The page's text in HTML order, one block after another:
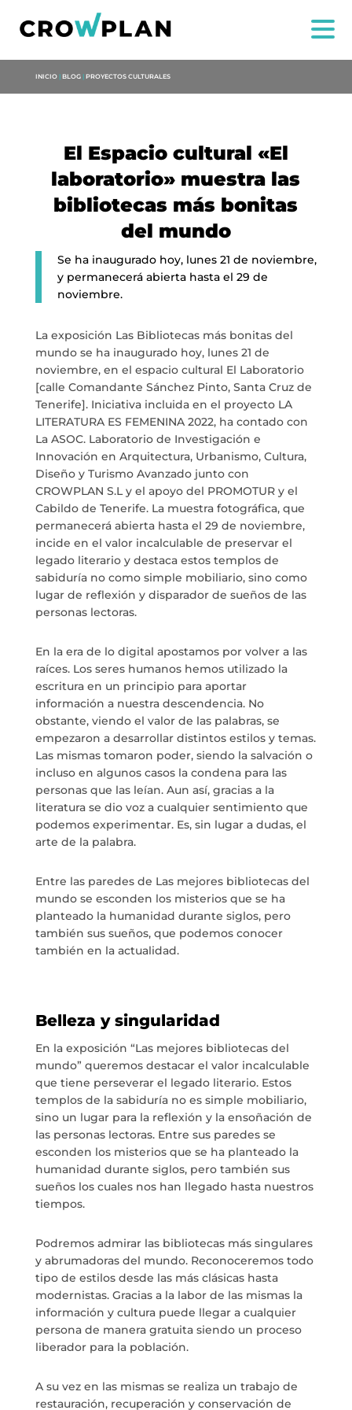
NOSOTROS
PROYECTOS
MARÍA ANCHIETA
BLOG
ESPACIO CULTURAL EL TANQUE
CONTACTO
porDigital
SOMOS TRANSPARENTES
porDulce Xerach
info@crowplan.com
922 28 00 28
INICIO| BLOG| PROYECTOS CULTURALES
El Espacio cultural «El
laboratorio» muestra las
bibliotecas más bonitas
del mundo
Se ha inaugurado hoy, lunes 21 de noviembre,
y permanecerá abierta hasta el 29 de
noviembre.
La exposición Las Bibliotecas más bonitas del
mundo se ha inaugurado hoy, lunes 21 de
noviembre, en el espacio cultural El Laboratorio
[calle Comandante Sánchez Pinto, Santa Cruz de
Tenerife]. Iniciativa incluida en el proyecto LA
LITERATURA ES FEMENINA 2022, ha contado con
La ASOC. Laboratorio de Investigación e
Innovación en Arquitectura, Urbanismo, Cultura,
Diseño y Turismo Avanzado junto con
CROWPLAN S.L y el apoyo del PROMOTUR y el
Cabildo de Tenerife. La muestra fotográfica, que
permanecerá abierta hasta el 29 de noviembre,
incide en el valor incalculable de preservar el
legado literario y destaca estos templos de
sabiduría no como simple mobiliario, sino como
lugar de reflexión y disparador de sueños de las
personas lectoras.
En la era de lo digital apostamos por volver a las
raíces. Los seres humanos hemos utilizado la
escritura en un principio para aportar
información a nuestra descendencia. No
obstante, viendo el valor de las palabras, se
empezaron a desarrollar distintos estilos y temas.
Las mismas tomaron poder, siendo la salvación o
incluso en algunos casos la condena para las
personas que las leían. Aun así, gracias a la
literatura se dio voz a cualquier sentimiento que
podemos experimentar. Es, sin lugar a dudas, el
arte de la palabra.
Entre las paredes de Las mejores bibliotecas del
mundo se esconden los misterios que se ha
planteado la humanidad durante siglos, pero
también sus sueños, que podemos conocer
también en la actualidad.
Belleza y singularidad
En la exposición “Las mejores bibliotecas del
mundo” queremos destacar el valor incalculable
que tiene perseverar el legado literario. Estos
templos de la sabiduría no es simple mobiliario,
sino un lugar para la reflexión y la ensoñación de
las personas lectoras. Entre sus paredes se
esconden los misterios que se ha planteado la
humanidad durante siglos, pero también sus
sueños los cuales nos han llegado hasta nuestros
tiempos.
Podremos admirar las bibliotecas más singulares
y abrumadoras del mundo. Reconoceremos todo
tipo de estilos desde las más clásicas hasta
modernistas. Gracias a la labor de las mismas la
información y cultura puede llegar a cualquier
persona de manera gratuita siendo un proceso
liberador para la población.
A su vez en las mismas se realiza un trabajo de
restauración, recuperación y conservación de